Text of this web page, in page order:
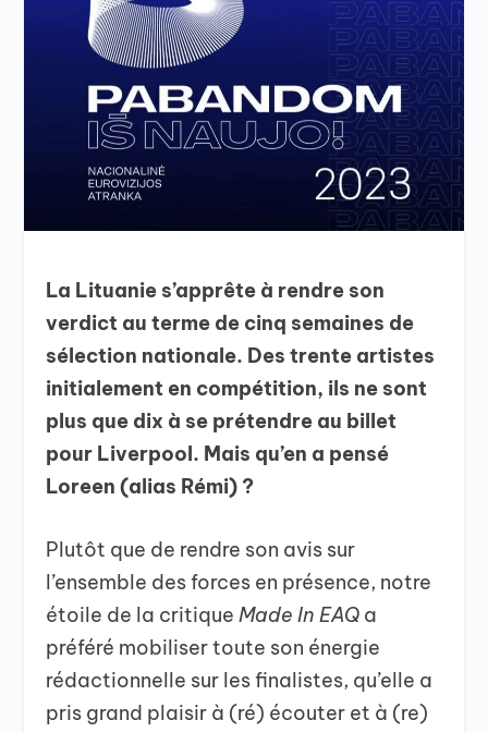
La Lituanie s’apprête à rendre son
verdict au terme de cinq semaines de
sélection nationale. Des trente artistes
initialement en compétition, ils ne sont
plus que dix à se prétendre au billet
pour Liverpool. Mais qu’en a pensé
Loreen (alias Rémi) ?
Plutôt que de rendre son avis sur
l’ensemble des forces en présence, notre
étoile de la critiqueMade In EAQ a
préféré mobiliser toute son énergie
rédactionnelle sur les finalistes, qu’elle a
pris grand plaisir à (ré) écouter et à (re)